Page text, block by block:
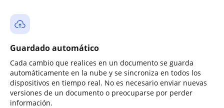
Guardado automático
Cada cambio que realices en un documento se guarda
automáticamente en la nube y se sincroniza en todos los
dispositivos en tiempo real. No es necesario enviar nuevas
versiones de un documento o preocuparse por perder
información.